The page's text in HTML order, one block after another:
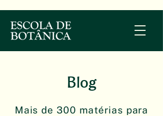
Blog
Mais de 300 matérias para